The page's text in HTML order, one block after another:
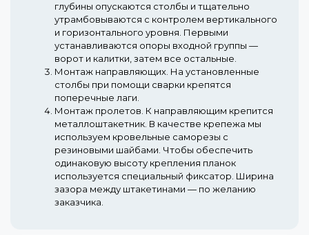
глубины опускаются столбы и тщательно
утрамбовываются с контролем вертикального
и горизонтального уровня. Первыми
устанавливаются опоры входной группы —
ворот и калитки, затем все остальные.
Монтаж направляющих. На установленные
столбы при помощи сварки крепятся
поперечные лаги.
Монтаж пролетов. К направляющим крепится
металлоштакетник. В качестве крепежа мы
используем кровельные саморезы с
резиновыми шайбами. Чтобы обеспечить
одинаковую высоту крепления планок
используется специальный фиксатор. Ширина
зазора между штакетинами — по желанию
заказчика.